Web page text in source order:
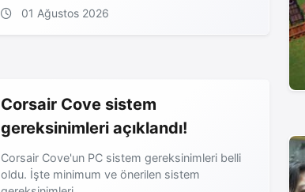
01 Ağustos 2026
Corsair Cove sistem
gereksinimleri açıklandı!
Corsair Cove'un PC sistem gereksinimleri belli
oldu. İşte minimum ve önerilen sistem